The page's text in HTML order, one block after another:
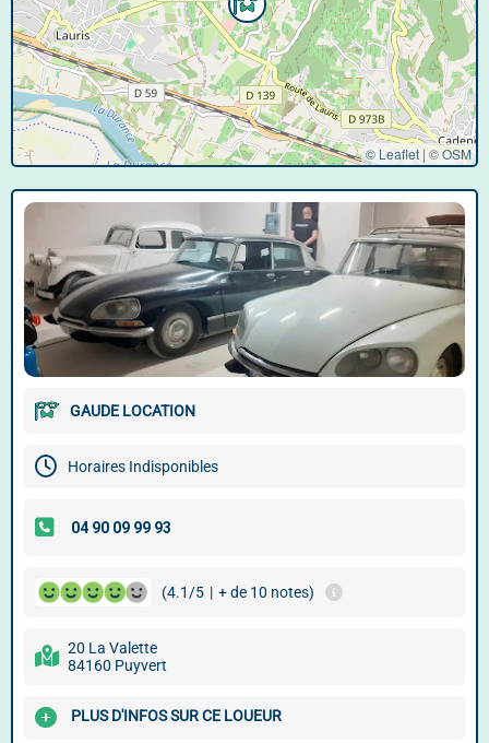
© Leaflet |©OSM
GAUDE LOCATION
Horaires Indisponibles
(4.1/5 | + de 10 notes)
20 La Valette
84160 Puyvert
PLUS D'INFOS SUR CE LOUEUR